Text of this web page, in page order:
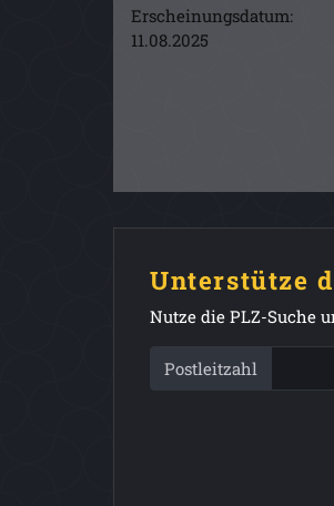
Erscheinungsdatum:
11.08.2025
Unterstütze
Nutze die PLZ-Suche
Postleitzahl